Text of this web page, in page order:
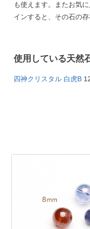
も使えます。またお気
インすると、その石の存
使用している天然
四神クリスタル 白虎B